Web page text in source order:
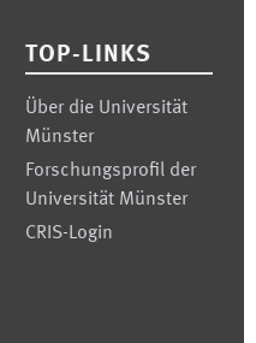
TOP-LINKS
Über die Universität
Münster
Forschungsprofil der
Universität Münster
CRIS-Login